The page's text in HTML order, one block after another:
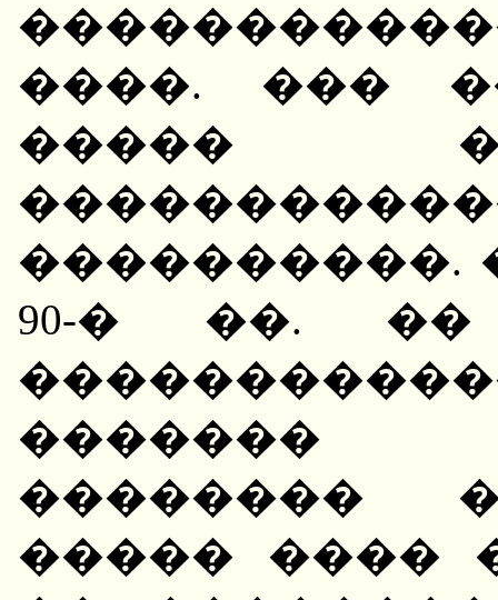
����. ���
�����
����������.
90-� ��.
�������
��������
����� ����